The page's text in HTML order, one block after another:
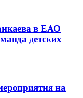
в ЕАО
детских
на